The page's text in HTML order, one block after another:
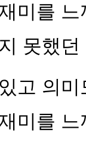
미를
못했
고 의
미를